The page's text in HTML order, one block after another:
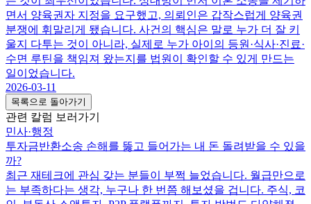
면서 양육권자 지정을 요구했고, 의뢰인은 갑작스럽게 양육권
분쟁에 휘말리게 됐습니다. 사건의 핵심은 말로 누가 더 잘 키
울지 다투는 것이 아니라, 실제로 누가 아이의 등원·식사·진료·
수면 루틴을 책임져 왔는지를 법원이 확인할 수 있게 만드는
일이었습니다.
2026-03-11
목록으로 돌아가기
관련 칼럼 보러가기
민사·행정
투자금반환소송 손해를 뚫고 들어가는 내 돈 돌려받을 수 있을
까?
최근 재테크에 관심 갖는 분들이 부쩍 늘었습니다. 월급만으로
는 부족하다는 생각, 누구나 한 번쯤 해보셨을 겁니다. 주식, 코